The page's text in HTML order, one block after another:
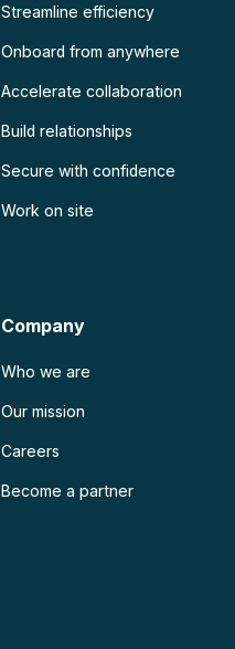
Streamline efficiency
Onboard from anywhere
Accelerate collaboration
Build relationships
Secure with confidence
Work on site
Company
Who we are
Our mission
Careers
Become a partner